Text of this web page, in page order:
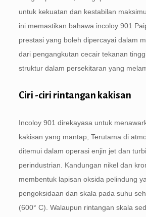
untuk kekuatan dan kestabilan
ini memastikan bahawa incoloy 901
prestasi yang boleh dipercayai dalam
dari pengangkutan cecair tekanan
struktur dalam persekitaran yang
Ciri -ciri rintangan kakisan
Incoloy 901 direkayasa untuk
kakisan yang mantap, Terutama di
ditemui dalam operasi enjin jet dan
perindustrian. Kandungan nikel dan
membentuk lapisan oksida pelindung
pengoksidaan dan skala pada suhu
(600° C). Walaupun rintangan skala